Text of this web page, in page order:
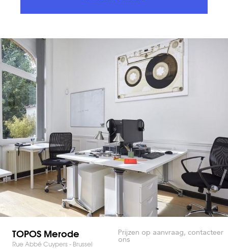
TOPOS Merode
Rue Abbé Cuypers - Brussel
Prijzen op aanvraag, contacteer
ons